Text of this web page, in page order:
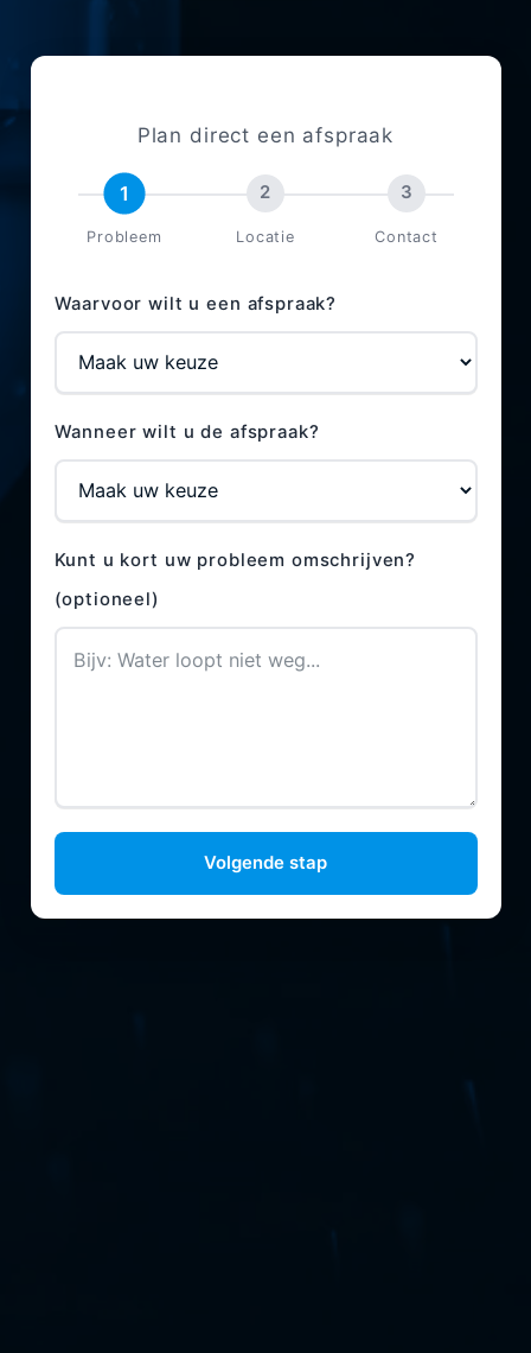
Plan direct een afspraak
1
Probleem
2
Locatie
3
Contact
Waarvoor wilt u een afspraak?
Wanneer wilt u de afspraak?
Kunt u kort uw probleem omschrijven?
(optioneel)
Volgende stap